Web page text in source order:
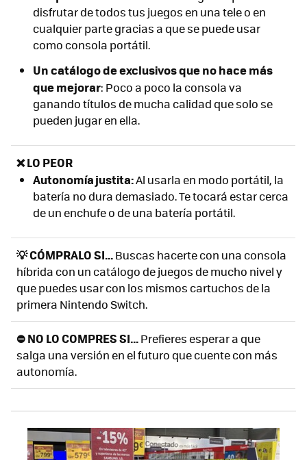
disfrutar de todos tus juegos en una tele o en
cualquier parte gracias a que se puede usar
como consola portátil.
Un catálogo de exclusivos que no hace más
que mejorar: Poco a poco la consola va
ganando títulos de mucha calidad que solo se
pueden jugar en ella.
❌ LO PEOR
Autonomía justita:Al usarla en modo portátil, la
batería no dura demasiado. Te tocará estar cerca
de un enchufe o de una batería portátil.
💡 CÓMPRALO SI...Buscas hacerte con una consola
híbrida con un catálogo de juegos de mucho nivel y
que puedes usar con los mismos cartuchos de la
primera Nintendo Switch.
⛔ NO LO COMPRES SI...Prefieres esperar a que
salga una versión en el futuro que cuente con más
autonomía.